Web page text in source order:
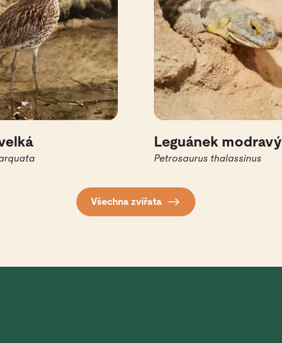
Leguánek modravý
Petrosaurus thalassinus
Všechna zvířata